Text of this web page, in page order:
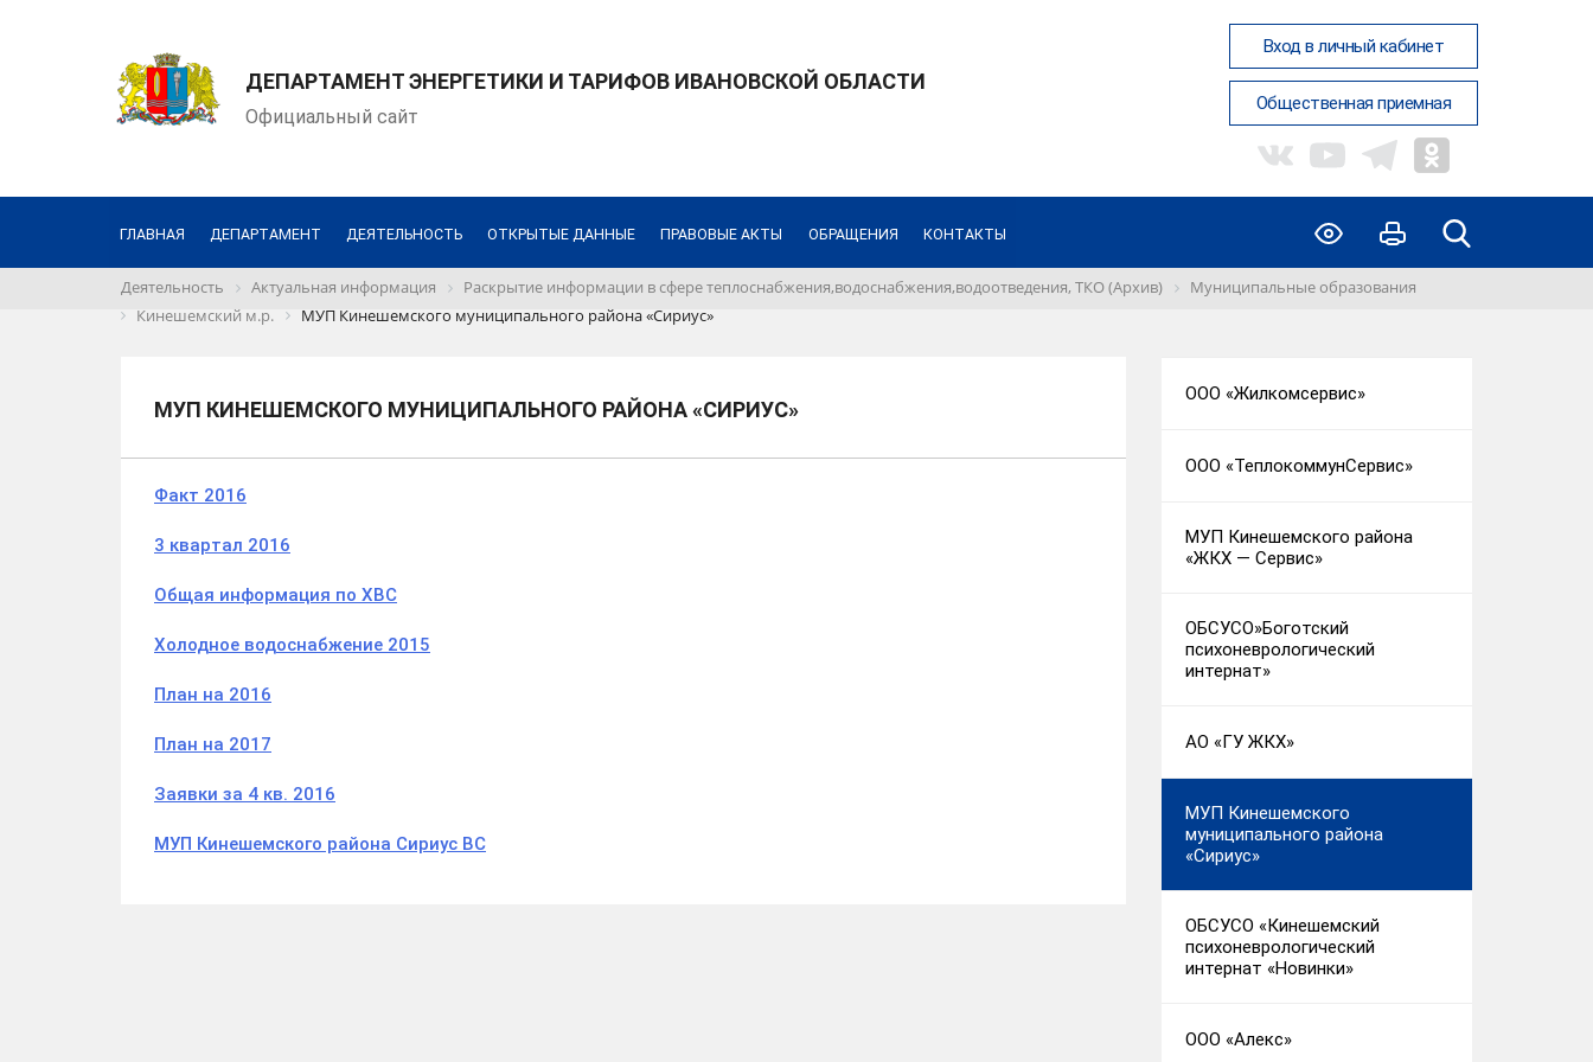
ДЕПАРТАМЕНТ ЭНЕРГЕТИКИ И ТАРИФОВ ИВАНОВСКОЙ ОБЛАСТИ
Официальный сайт
Вход в личный кабинет
Общественная приемная
ГЛАВНАЯ ДЕПАРТАМЕНТ ДЕЯТЕЛЬНОСТЬ ОТКРЫТЫЕ ДАННЫЕ ПРАВОВЫЕ АКТЫ ОБРАЩЕНИЯ КОНТАКТЫ
Деятельность Актуальная информация Раскрытие информации в сфере теплоснабжения,водоснабжения,водоотведения, ТКО (Архив)
Муниципальные образования
Кинешемский м.р.
МУП Кинешемского муниципального района «Сириус»
МУП КИНЕШЕМСКОГО МУНИЦИПАЛЬНОГО РАЙОНА «СИРИУС»
Факт 2016
3 квартал 2016
Общая информация по ХВС
Холодное водоснабжение 2015
План на 2016
План на 2017
Заявки за 4 кв. 2016
МУП Кинешемского района Сириус ВС
ООО «Жилкомсервис»
ООО «ТеплокоммунСервис»
МУП Кинешемского района
«ЖКХ — Сервис»
ОБСУСО»Боготский
психоневрологический
интернат»
АО «ГУ ЖКХ»
МУП Кинешемского
муниципального района
«Сириус»
ОБСУСО «Кинешемский
психоневрологический
интернат «Новинки»
ООО «Алекс»